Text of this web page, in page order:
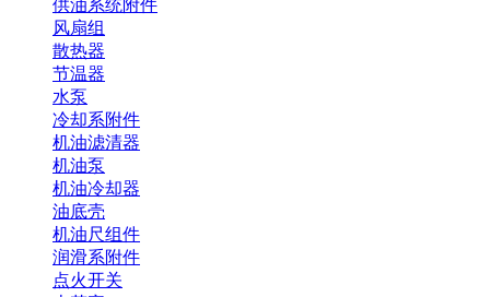
供油系统附件
风扇组
散热器
节温器
水泵
冷却系附件
机油滤清器
机油泵
机油冷却器
油底壳
机油尺组件
润滑系附件
点火开关